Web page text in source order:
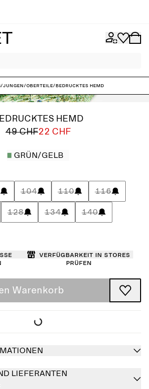
/Jungen/Oberteile/Bedrucktes Hemd
HEMD
49 CHF22 CHF
GRÜN/GELB
104 110 116
128 134 140
Verfügbarkeit in Stores
prüfen
Warenkorb
LIEFERANTEN